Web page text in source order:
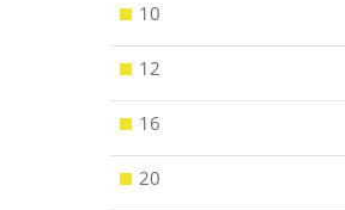
10
12
16
20